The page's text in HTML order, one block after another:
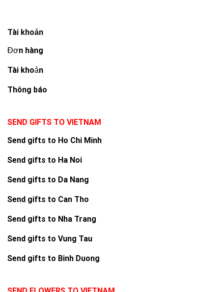
Tài khoản
Đơn hàng
Tài khoản
Thông báo
SEND GIFTS TO VIETNAM
Send gifts to Ho Chi Minh
Send gifts to Ha Noi
Send gifts to Da Nang
Send gifts to Can Tho
Send gifts to Nha Trang
Send gifts to Vung Tau
Send gifts to Binh Duong